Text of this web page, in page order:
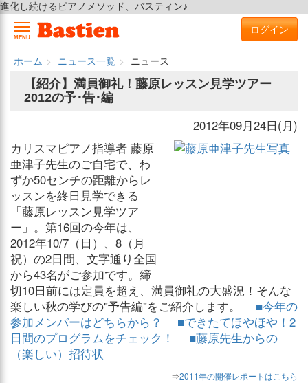
進化し続けるピアノメソッド、バスティン♪
MENU
ログイン
ホーム ニュース一覧
ニュース
【紹介】満員御礼！藤原レッスン見学ツアー
2012の予･告･編
2012年09月24日(月)
カリスマピアノ指導者 藤原
亜津子先生のご自宅で、わ
ずか50センチの距離からレ
ッスンを終日見学できる
「藤原レッスン見学ツア
ー」。第16回の今年は、
2012年10/7（日）、8（月
祝）の2日間、文字通り全国
から43名がご参加です。締
切10日前には定員を超え、満員御礼の大盛況！そんな
楽しい秋の学びの"予告編"をご紹介します。 ■今年の
参加メンバーはどちらから？
■できたてほやほや！2
日間のプログラムをチェック！
■藤原先生からの
（楽しい）招待状
⇒2011年の開催レポートはこちら